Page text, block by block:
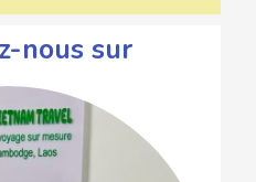
nous sur